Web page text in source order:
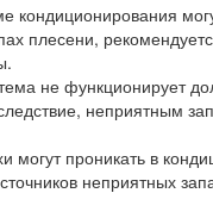
кондиционирования
плесени,
не функционирует
неприятным
могут проникать в
неприятных